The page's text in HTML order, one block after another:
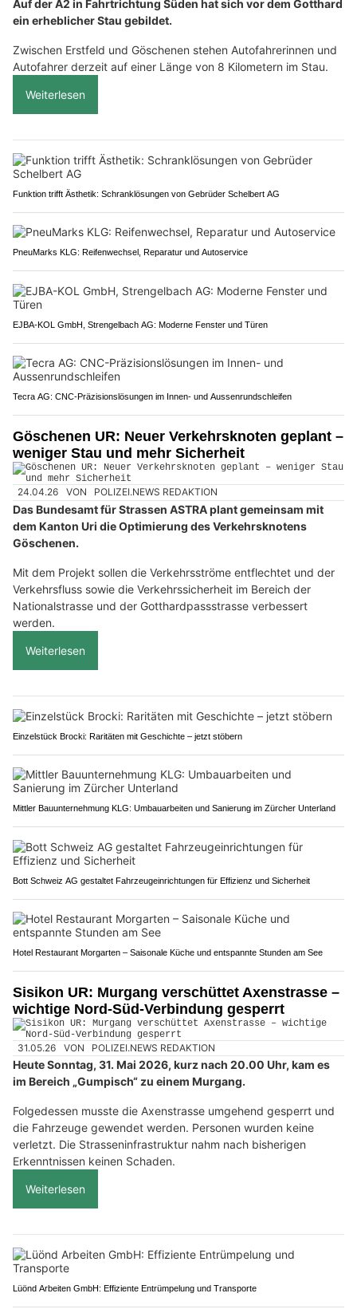
Auf der A2 in Fahrtrichtung Süden hat sich vor dem Gotthard
ein erheblicher Stau gebildet.
Zwischen Erstfeld und Göschenen stehen Autofahrerinnen und
Autofahrer derzeit auf einer Länge von 8 Kilometern im Stau.
Weiterlesen
Funktion trifft Ästhetik: Schranklösungen von Gebrüder Schelbert AG
PneuMarks KLG: Reifenwechsel, Reparatur und Autoservice
EJBA-KOL GmbH, Strengelbach AG: Moderne Fenster und Türen
Tecra AG: CNC-Präzisionslösungen im Innen- und Aussenrundschleifen
Göschenen UR: Neuer Verkehrsknoten geplant –
weniger Stau und mehr Sicherheit
24.04.26 VON POLIZEI.NEWS REDAKTION
Das Bundesamt für Strassen ASTRA plant gemeinsam mit
dem Kanton Uri die Optimierung des Verkehrsknotens
Göschenen.
Mit dem Projekt sollen die Verkehrsströme entflechtet und der
Verkehrsfluss sowie die Verkehrssicherheit im Bereich der
Nationalstrasse und der Gotthardpassstrasse verbessert
werden.
Weiterlesen
Einzelstück Brocki: Raritäten mit Geschichte – jetzt stöbern
Mittler Bauunternehmung KLG: Umbauarbeiten und Sanierung im Zürcher Unterland
Bott Schweiz AG gestaltet Fahrzeugeinrichtungen für Effizienz und Sicherheit
Hotel Restaurant Morgarten – Saisonale Küche und entspannte Stunden am See
Sisikon UR: Murgang verschüttet Axenstrasse –
wichtige Nord-Süd-Verbindung gesperrt
31.05.26 VON POLIZEI.NEWS REDAKTION
Heute Sonntag, 31. Mai 2026, kurz nach 20.00 Uhr, kam es
im Bereich „Gumpisch“ zu einem Murgang.
Folgedessen musste die Axenstrasse umgehend gesperrt und
die Fahrzeuge gewendet werden. Personen wurden keine
verletzt. Die Strasseninfrastruktur nahm nach bisherigen
Erkenntnissen keinen Schaden.
Weiterlesen
Lüönd Arbeiten GmbH: Effiziente Entrümpelung und Transporte